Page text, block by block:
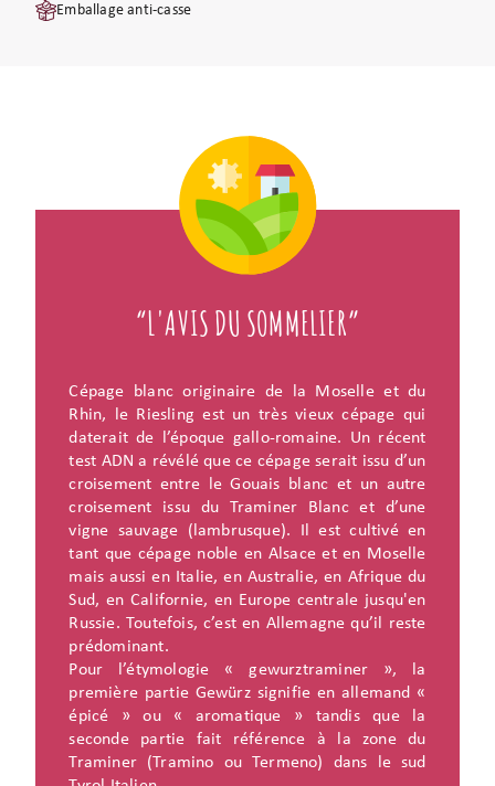
Emballage anti-casse
“L'AVIS DU SOMMELIER”
Cépage blanc originaire de la Moselle et du
Rhin, le Riesling est un très vieux cépage qui
daterait de l’époque gallo-romaine. Un récent
test ADN a révélé que ce cépage serait issu d’un
croisement entre le Gouais blanc et un autre
croisement issu du Traminer Blanc et d’une
vigne sauvage (lambrusque). Il est cultivé en
tant que cépage noble en Alsace et en Moselle
mais aussi en Italie, en Australie, en Afrique du
Sud, en Californie, en Europe centrale jusqu'en
Russie. Toutefois, c’est en Allemagne qu’il reste
prédominant.
Pour l’étymologie « gewurztraminer », la
première partie Gewürz signifie en allemand «
épicé » ou « aromatique » tandis que la
seconde partie fait référence à la zone du
Traminer (Tramino ou Termeno) dans le sud